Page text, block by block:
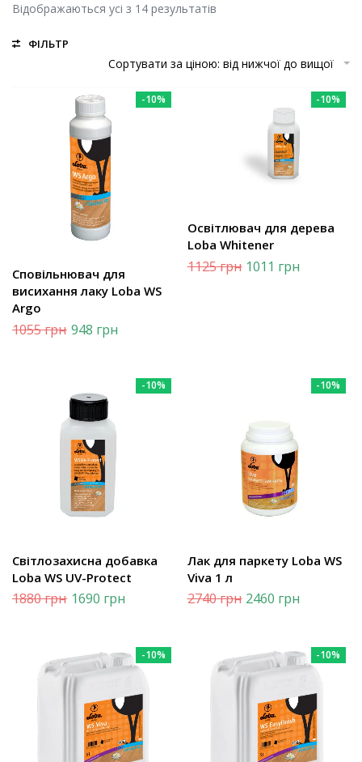
Відображаються усі з 14 результатів
ФІЛЬТР
Сортувати за ціною: від нижчої до вищої
-10%
Сповільнювач для
висихання лаку Loba WS
Argo
1055грн 948 грн
-10%
Освітлювач для дерева
Loba Whitener
1125грн 1011 грн
-10%
Світлозахисна добавка
Loba WS UV-Protect
1880грн 1690 грн
-10%
Лак для паркету Loba WS
Viva 1 л
2740грн 2460 грн
-10% -10%